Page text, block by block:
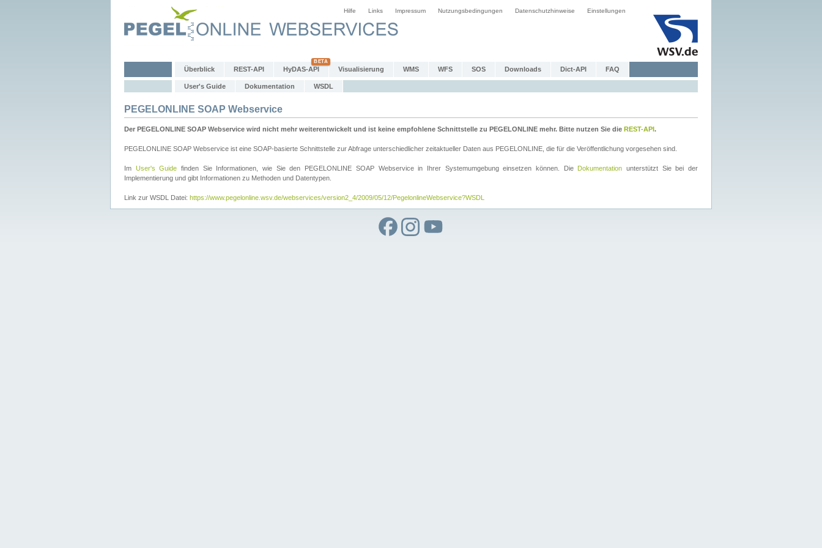
Hilfe Links Impressum Nutzungsbedingungen Datenschutzhinweise Einstellungen
Überblick REST-API HyDAS-API Visualisierung WMS WFS SOS Downloads Dict-API FAQ
User's Guide Dokumentation WSDL
PEGELONLINE SOAP Webservice
Der PEGELONLINE SOAP Webservice wird nicht mehr weiterentwickelt und ist keine empfohlene Schnittstelle zu PEGELONLINE mehr. Bitte nutzen Sie die REST-API.
PEGELONLINE SOAP Webservice ist eine SOAP-basierte Schnittstelle zur Abfrage unterschiedlicher zeitaktueller Daten aus PEGELONLINE, die für die Veröffentlichung vorgesehen sind.
Im User's Guide finden Sie Informationen, wie Sie den PEGELONLINE SOAP Webservice in Ihrer Systemumgebung einsetzen können. Die Dokumentation unterstützt Sie bei der
Implementierung und gibt Informationen zu Methoden und Datentypen.
Link zur WSDL Datei: https://www.pegelonline.wsv.de/webservices/version2_4/2009/05/12/PegelonlineWebservice?WSDL